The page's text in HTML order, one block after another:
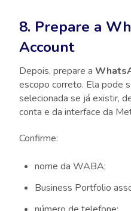
8. Prepare a
Account
Depois, prepare a
escopo correto. Ela pode
selecionada se já existir,
conta e da interface da
Confirme:
nome da WABA;
Business Portfolio